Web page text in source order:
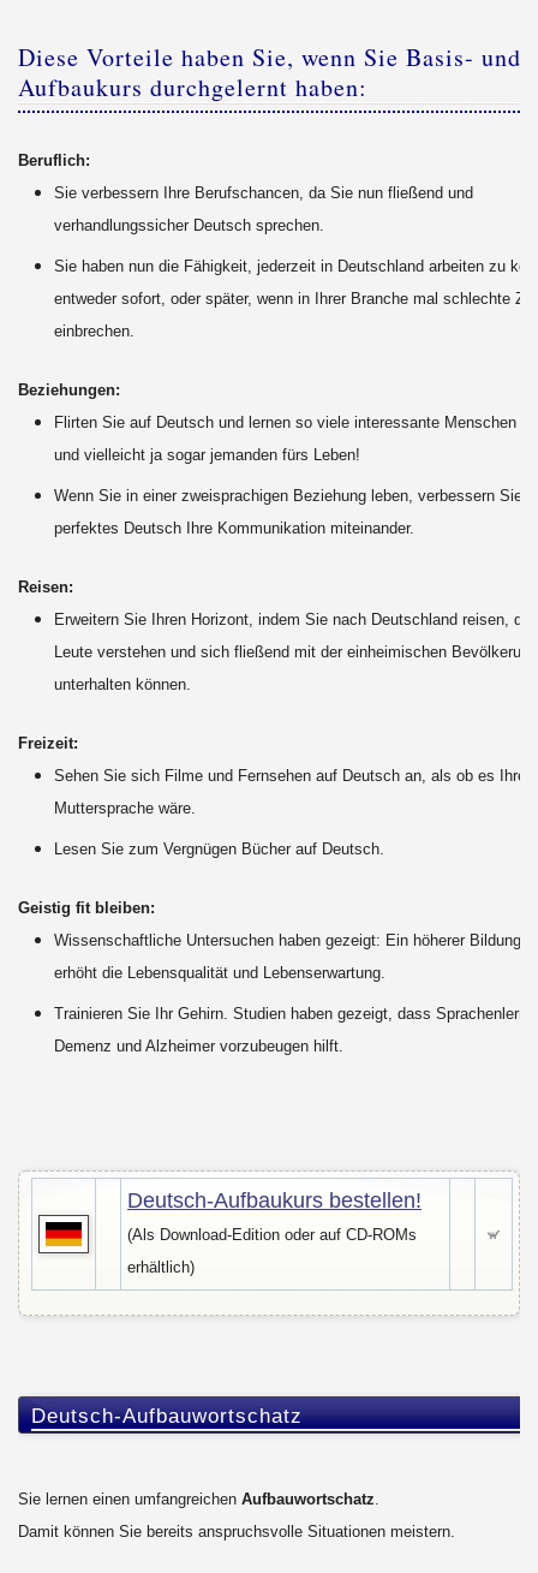
Diese Vorteile haben Sie, wenn Sie Basis- und
Aufbaukurs durchgelernt haben:
Beruflich:
Sie verbessern Ihre Berufschancen, da Sie nun fließend und
verhandlungssicher Deutsch sprechen.
Sie haben nun die Fähigkeit, jederzeit in Deutschland arbeiten zu
entweder sofort, oder später, wenn in Ihrer Branche mal schlechte
einbrechen.
Beziehungen:
Flirten Sie auf Deutsch und lernen so viele interessante Menschen
und vielleicht ja sogar jemanden fürs Leben!
Wenn Sie in einer zweisprachigen Beziehung leben, verbessern Sie
perfektes Deutsch Ihre Kommunikation miteinander.
Reisen:
Erweitern Sie Ihren Horizont, indem Sie nach Deutschland reisen,
Leute verstehen und sich fließend mit der einheimischen Bevölkerung
unterhalten können.
Freizeit:
Sehen Sie sich Filme und Fernsehen auf Deutsch an, als ob es Ihre
Muttersprache wäre.
Lesen Sie zum Vergnügen Bücher auf Deutsch.
Geistig fit bleiben:
Wissenschaftliche Untersuchen haben gezeigt: Ein höherer
erhöht die Lebensqualität und Lebenserwartung.
Trainieren Sie Ihr Gehirn. Studien haben gezeigt, dass
Demenz und Alzheimer vorzubeugen hilft.
Deutsch-Aufbaukurs bestellen!
(Als Download-Edition oder auf CD-ROMs
erhältlich)
Deutsch-Aufbauwortschatz
Sie lernen einen umfangreichen Aufbauwortschatz.
Damit können Sie bereits anspruchsvolle Situationen meistern.